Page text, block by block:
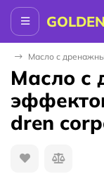
GOLDEN
Масло с
Масло с
dren